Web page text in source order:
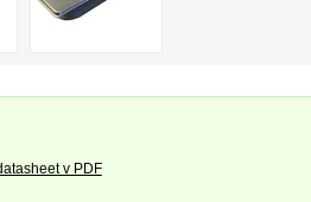
v PDF